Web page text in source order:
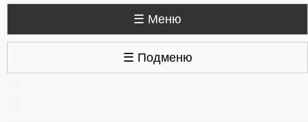
☰ Меню
☰ Подменю